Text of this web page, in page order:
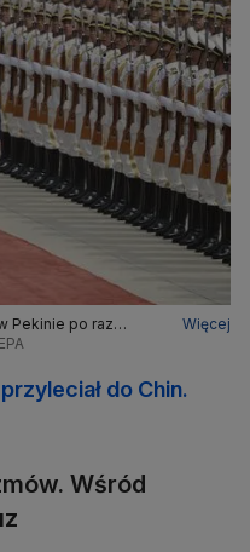
Pekinie po raz
Więcej
do Chin.
Wśród